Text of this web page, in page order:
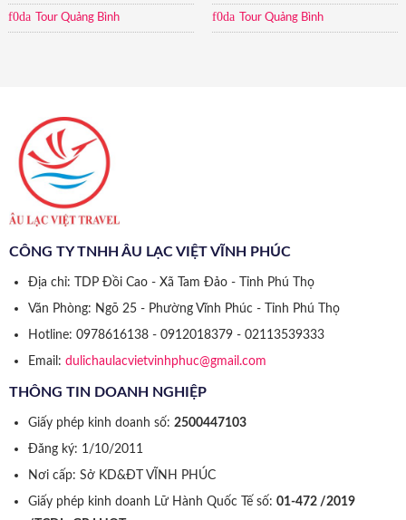
Tour Quảng Bình Tour Quảng Bình
CÔNG TY TNHH ÂU LẠC VIỆT VĨNH PHÚC
Địa chỉ: TDP Đồi Cao - Xã Tam Đảo - Tỉnh Phú Thọ
Văn Phòng: Ngõ 25 - Phường Vĩnh Phúc - Tỉnh Phú Thọ
Hotline: 0978616138 - 0912018379 - 02113539333
Email: dulichaulacvietvinhphuc@gmail.com
THÔNG TIN DOANH NGHIỆP
Giấy phép kinh doanh số: 2500447103
Đăng ký: 1/10/2011
Nơi cấp: Sở KD&ĐT VĨNH PHÚC
Giấy phép kinh doanh Lữ Hành Quốc Tế số: 01-472 /2019